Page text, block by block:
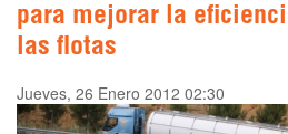
para mejorar la
las flotas
Jueves, 26 Enero 2012 02:30